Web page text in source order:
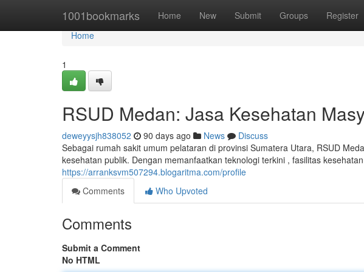
1001bookmarks Home New Submit Groups Register
Home
Home
1
RSUD Medan: Jasa Kesehatan
deweyysjh838052 90 days ago News
Discuss
Sebagai rumah sakit umum pelataran di provinsi Sumatera Utara, RSUD
kesehatan publik. Dengan memanfaatkan teknologi terkini , fasilitas
https://arranksvm507294.blogaritma.com/profile
Comments
Who Upvoted
Comments
Submit a Comment
No HTML